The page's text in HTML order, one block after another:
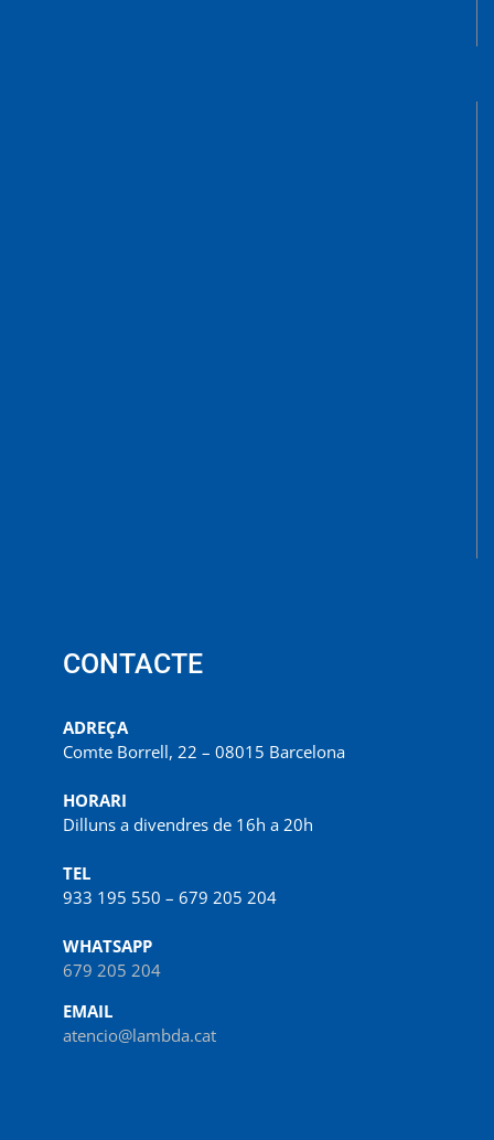
CONTACTE
ADREÇA
Comte Borrell, 22 – 08015 Barcelona
HORARI
Dilluns a divendres de 16h a 20h
TEL
933 195 550 – 679 205 204
WHATSAPP
679 205 204
EMAIL
atencio@lambda.cat